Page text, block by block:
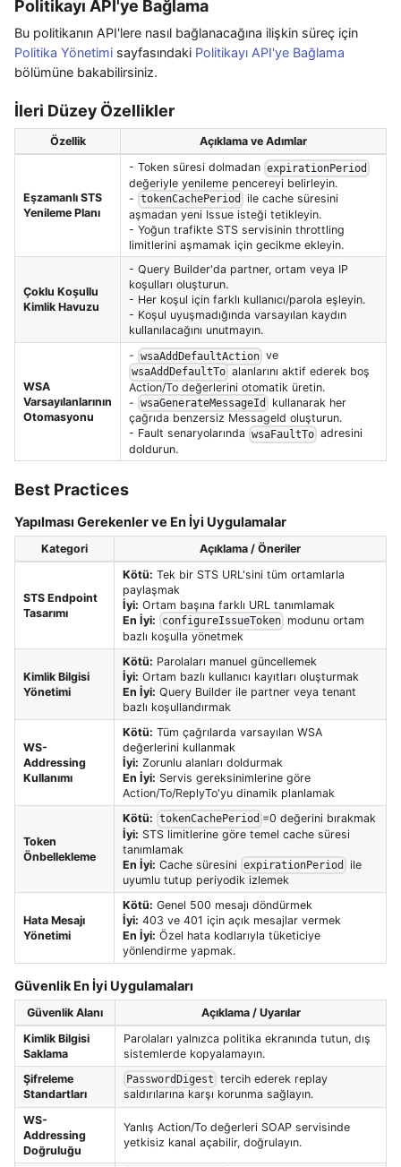
Politikayı API'ye Bağlama
Bu politikanın API'lere nasıl bağlanacağına ilişkin süreç için
Politika Yönetimi sayfasındaki Politikayı API'ye Bağlama
bölümüne bakabilirsiniz.
İleri Düzey Özellikler
Özellik Açıklama ve Adımlar
Eşzamanlı STS
Yenileme Planı
- Token süresi dolmadan expirationPeriod
değeriyle yenileme pencereyi belirleyin.
- tokenCachePeriod
ile cache süresini
aşmadan yeni Issue isteği tetikleyin.
- Yoğun trafikte STS servisinin throttling
limitlerini aşmamak için gecikme ekleyin.
Çoklu Koşullu
Kimlik Havuzu
- Query Builder'da partner, ortam veya IP
koşulları oluşturun.
- Her koşul için farklı kullanıcı/parola eşleyin.
- Koşul uyuşmadığında varsayılan kaydın
kullanılacağını unutmayın.
WSA
Varsayılanlarının
Otomasyonu
- wsaAddDefaultAction ve
wsaAddDefaultTo alanlarını aktif ederek boş
Action/To değerlerini otomatik üretin.
- wsaGenerateMessageId
kullanarak her
çağrıda benzersiz MessageId oluşturun.
- Fault senaryolarında wsaFaultTo adresini
doldurun.
Best Practices
Yapılması Gerekenler ve En İyi Uygulamalar
Kategori Açıklama / Öneriler
STS Endpoint
Tasarımı
Kötü: Tek bir STS URL'sini tüm ortamlarla
paylaşmak
İyi: Ortam başına farklı URL tanımlamak
En İyi:
configureIssueToken modunu ortam
bazlı koşulla yönetmek
Kimlik Bilgisi
Yönetimi
Kötü: Parolaları manuel güncellemek
İyi: Ortam bazlı kullanıcı kayıtları oluşturmak
En İyi: Query Builder ile partner veya tenant
bazlı koşullandırmak
WS-
Addressing
Kullanımı
Kötü: Tüm çağrılarda varsayılan WSA
değerlerini kullanmak
İyi: Zorunlu alanları doldurmak
En İyi: Servis gereksinimlerine göre
Action/To/ReplyTo'yu dinamik planlamak
Token
Önbellekleme
Kötü: tokenCachePeriod =0 değerini bırakmak
İyi: STS limitlerine göre temel cache süresi
tanımlamak
En İyi: Cache süresini expirationPeriod
ile
uyumlu tutup periyodik izlemek
Hata Mesajı
Yönetimi
Kötü: Genel 500 mesajı döndürmek
İyi: 403 ve 401 için açık mesajlar vermek
En İyi: Özel hata kodlarıyla tüketiciye
yönlendirme yapmak.
Güvenlik En İyi Uygulamaları
Güvenlik Alanı
Açıklama / Uyarılar
Kimlik Bilgisi
Saklama
Parolaları yalnızca politika ekranında tutun, dış
sistemlerde kopyalamayın.
Şifreleme
Standartları
PasswordDigest tercih ederek replay
saldırılarına karşı korunma sağlayın.
WS-
Addressing
Doğruluğu
Yanlış Action/To değerleri SOAP servisinde
yetkisiz kanal açabilir, doğrulayın.